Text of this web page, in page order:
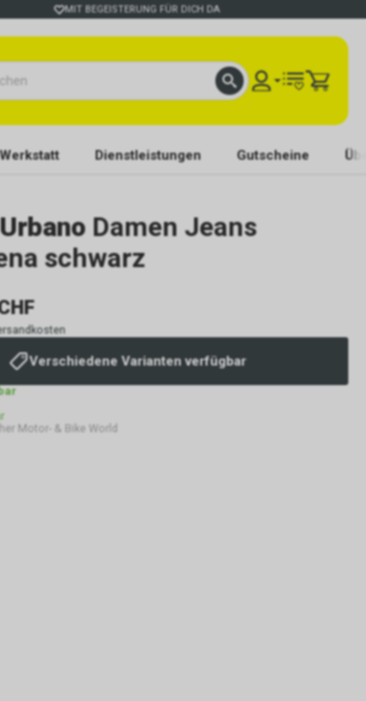
MIT BEGEISTERUNG FÜR DICH DA
Werkstatt Dienstleistungen Gutscheine
Damen Jeans
schwarz
Verschiedene Varianten verfügbar
Motor- & Bike World